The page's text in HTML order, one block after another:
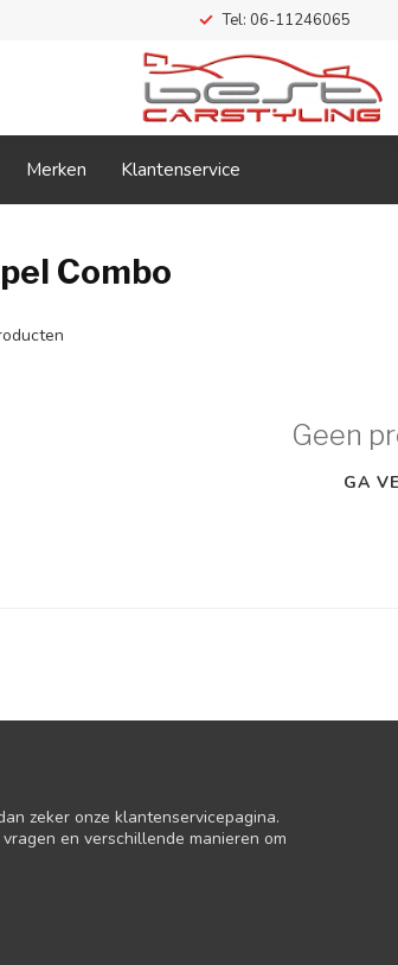
Tel: 06-11246065
Merken Klantenservice
Combo
Geen
GA
zeker onze klantenservicepagina.
en verschillende manieren om